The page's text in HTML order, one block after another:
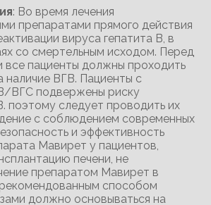
: Во время лечения
препаратами прямого действия
вируса гепатита B, в
со смертельным исходом. Перед
все пациенты должны проходить
наличие ВГВ. Пациенты с
ВГС подвержены риску
поэтому следует проводить их
с соблюдением современных
и эффективность
Мавирет у пациентов,
печени, не
препаратом Мавирет в
способом
должно основываться на